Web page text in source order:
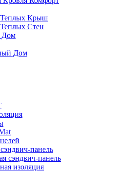
Теплых Крыш
Стен
Дом
Дом
панель
сэндвич-панель
изоляция